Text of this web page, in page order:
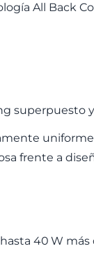
ía All Back
frente a dise
40 W más